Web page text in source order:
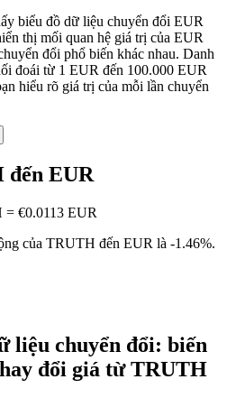
biểu đồ dữ liệu chuyển đổi EUR
thị mối quan hệ giá trị của EUR
đổi phổ biến khác nhau. Danh
đoái từ 1 EUR đến 100.000 EUR
hiểu rõ giá trị của mỗi lần chuyển
đến EUR
€0.0113 EUR
của TRUTH đến EUR là -1.46%.
liệu chuyển đổi: biến
đổi giá từ TRUTH